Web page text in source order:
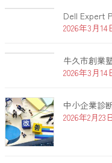
Dell Expert
2026年3月14
牛久市創業
2026年3月14
中小企業診
2026年2月23日